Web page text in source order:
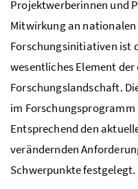
Projektwerberinnen und
Mitwirkung an
Forschungsinitiativen ist
wesentliches Element
Forschungslandschaft.
im Forschungsprogramm
Entsprechend den
verändernden
Schwerpunkte festgelegt.